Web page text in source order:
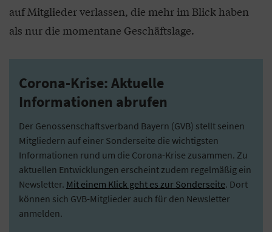
auf Mitglieder verlassen, die mehr im Blick haben
als nur die momentane Geschäftslage.
Corona-Krise: Aktuelle
Informationen abrufen
Der Genossenschaftsverband Bayern (GVB) stellt seinen
Mitgliedern auf einer Sonderseite die wichtigsten
Informationen rund um die Corona-Krise zusammen. Zu
aktuellen Entwicklungen erscheint zudem regelmäßig ein
Newsletter. Mit einem Klick geht es zur Sonderseite. Dort
können sich GVB-Mitglieder auch für den Newsletter
anmelden.